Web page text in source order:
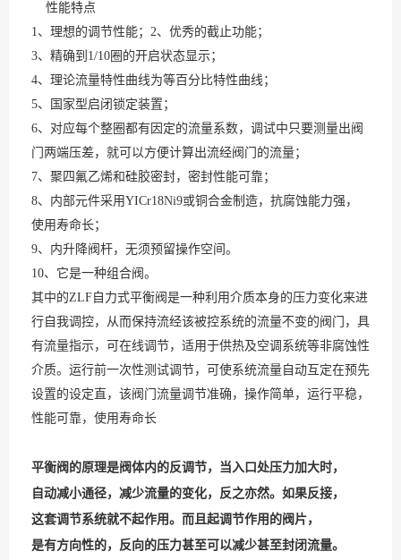
性能特点
1、理想的调节性能；2、优秀的截止功能；
3、精确到1/10圈的开启状态显示；
4、理论流量特性曲线为等百分比特性曲线；
5、国家型启闭锁定装置；
6、对应每个整圈都有因定的流量系数，调试中只要测量出阀
门两端压差，就可以方便计算出流经阀门的流量；
7、聚四氟乙烯和硅胶密封，密封性能可靠；
8、内部元件采用YICr18Ni9或铜合金制造，抗腐蚀能力强，
使用寿命长；
9、内升降阀杆，无须预留操作空间。
10、它是一种组合阀。
其中的ZLF自力式平衡阀是一种利用介质本身的压力变化来进
行自我调控，从而保持流经该被控系统的流量不变的阀门，具
有流量指示，可在线调节，适用于供热及空调系统等非腐蚀性
介质。运行前一次性测试调节，可使系统流量自动互定在预先
设置的设定直，该阀门流量调节准确，操作简单，运行平稳，
性能可靠，使用寿命长
平衡阀的原理是阀体内的反调节，当入口处压力加大时，
自动减小通径，减少流量的变化，反之亦然。如果反接，
这套调节系统就不起作用。而且起调节作用的阀片，
是有方向性的，反向的压力甚至可以减少甚至封闭流量。